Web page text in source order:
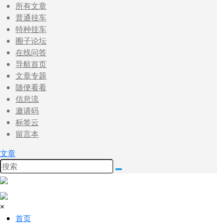
所有文章
普通挂车
特种挂车
圈子论坛
在线问答
导航首页
文章专题
随便看看
信息流
邀请码
标签云
留言本
文章
×
首页